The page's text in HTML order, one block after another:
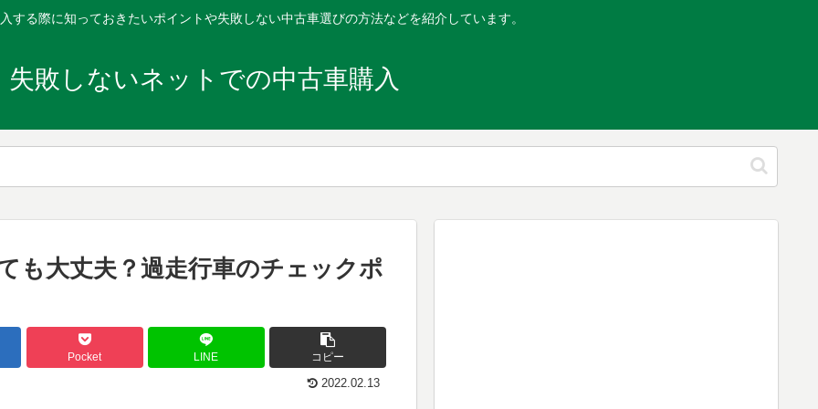
する際に知っておきたいポイントや失敗しない中古車選びの方法などを紹介しています。
失敗しないネットでの中古車購入
も大丈夫？過走行車のチェックポ
Pocket LINE コピー
2022.02.13